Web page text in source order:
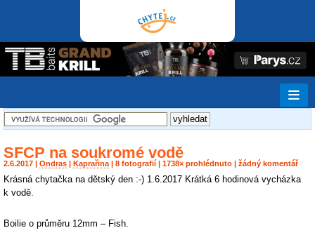
SFCP na soukromé vodě
2.6.2017 | Ondras Kaprařina | 8 fotografií | 1738× prohlédnuto | žádný komentář
Krásná chytačka na dětský den :-) 1.6.2017 Krátká 6 hodinová vycházka
k vodě.
Boilie o průměru 12mm – Fish.